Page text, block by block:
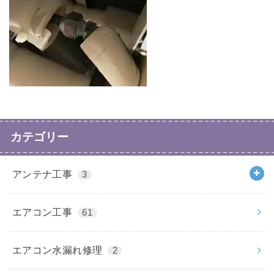
カテゴリー
アンテナ工事 3
エアコン工事 61
エアコン水漏れ修理 2